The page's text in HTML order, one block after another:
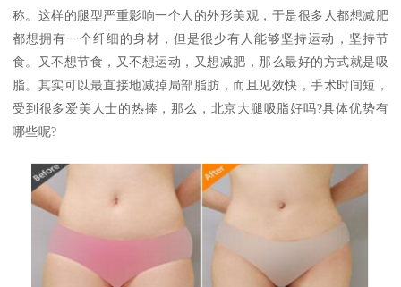
称。这样的腿型严重影响一个人的外形美观，于是很多人都想减肥
都想拥有一个纤细的身材，但是很少有人能够坚持运动，坚持节
食。又不想节食，又不想运动，又想减肥，那么最好的方式就是吸
脂。其实可以最直接地减掉局部脂肪，而且见效快，手术时间短，
受到很多爱美人士的热捧，那么，北京大腿吸脂好吗?具体优势有
哪些呢?